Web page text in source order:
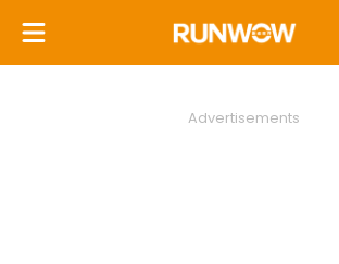
Advertisements